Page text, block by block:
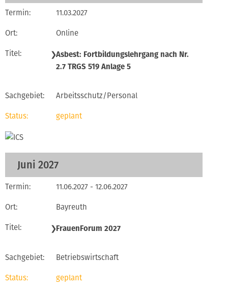
11.03.2027
Online
❯Asbest: Fortbildungslehrgang nach Nr.
2.7 TRGS 519 Anlage 5
Arbeitsschutz/Personal
geplant
Juni 2027
11.06.2027 - 12.06.2027
Bayreuth
❯FrauenForum 2027
Betriebswirtschaft
geplant